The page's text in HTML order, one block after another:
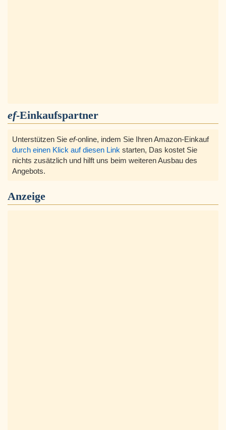
ef-Einkaufspartner
Unterstützen Sie ef-online, indem Sie Ihren Amazon-Einkauf
durch einen Klick auf diesen Link starten, Das kostet Sie
nichts zusätzlich und hilft uns beim weiteren Ausbau des
Angebots.
Anzeige